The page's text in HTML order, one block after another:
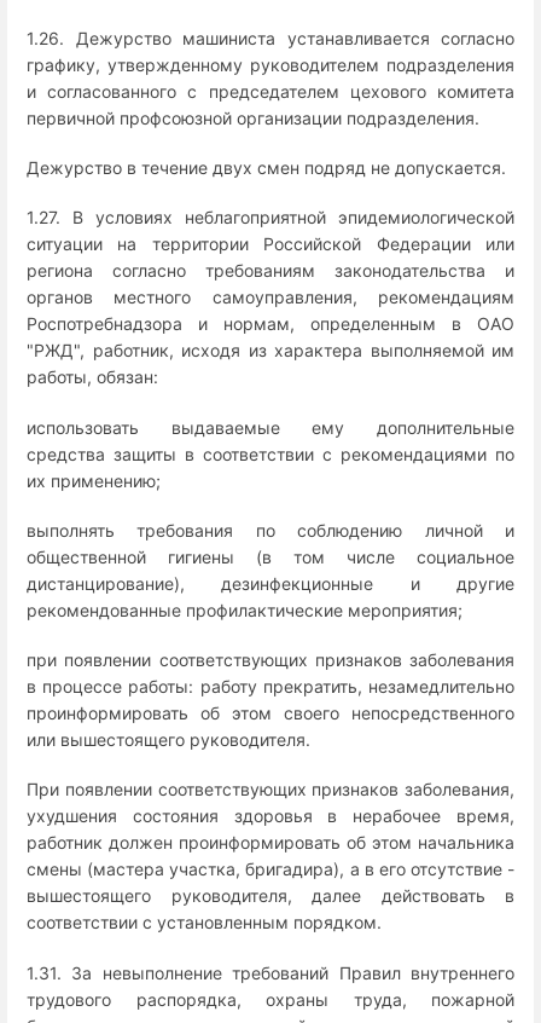
1.26. Дежурство машиниста устанавливается согласно
графику, утвержденному руководителем подразделения
и согласованного с председателем цехового комитета
первичной профсоюзной организации подразделения.
Дежурство в течение двух смен подряд не допускается.
1.27. В условиях неблагоприятной эпидемиологической
ситуации на территории Российской Федерации или
региона согласно требованиям законодательства и
органов местного самоуправления, рекомендациям
Роспотребнадзора и нормам, определенным в ОАО
"РЖД", работник, исходя из характера выполняемой им
работы, обязан:
использовать выдаваемые ему дополнительные
средства защиты в соответствии с рекомендациями по
их применению;
выполнять требования по соблюдению личной и
общественной гигиены (в том числе социальное
дистанцирование), дезинфекционные и другие
рекомендованные профилактические мероприятия;
при появлении соответствующих признаков заболевания
в процессе работы: работу прекратить, незамедлительно
проинформировать об этом своего непосредственного
или вышестоящего руководителя.
При появлении соответствующих признаков заболевания,
ухудшения состояния здоровья в нерабочее время,
работник должен проинформировать об этом начальника
смены (мастера участка, бригадира), а в его отсутствие -
вышестоящего руководителя, далее действовать в
соответствии с установленным порядком.
1.31. За невыполнение требований Правил внутреннего
трудового распорядка, охраны труда, пожарной